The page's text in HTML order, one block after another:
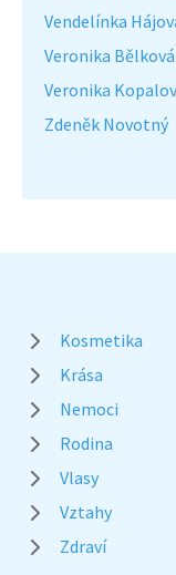
Vendelínka
Veronika Bělková
Veronika
Zdeněk Novotný
Kosmetika
Krása
Nemoci
Rodina
Vlasy
Vztahy
Zdraví